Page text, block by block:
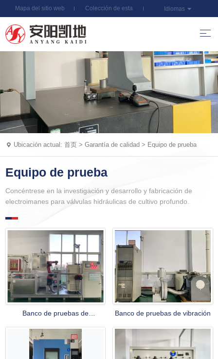
Mapa del sitio web Colección de esta Idiomas
Ubicación actual: 首页 > Garantía de calidad > Equipo de prueba
Equipo de prueba
Concéntrese en la investigación y desarrollo y fabricación de
electroimanes para válvulas hidráulicas de cultivo profundo.
Banco de pruebas de
condiciones de trabajo
simuladas
Banco de pruebas de vibración